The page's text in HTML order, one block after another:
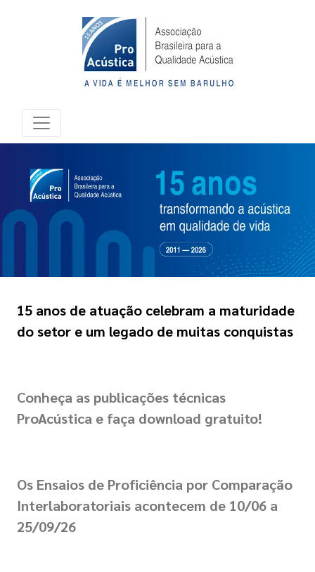
15 anos de atuação celebram a maturidade
do setor e um legado de muitas conquistas
Conheça as publicações técnicas
ProAcústica e faça download gratuito!
Os Ensaios de Proficiência por Comparação
Interlaboratoriais acontecem de 10/06 a
25/09/26